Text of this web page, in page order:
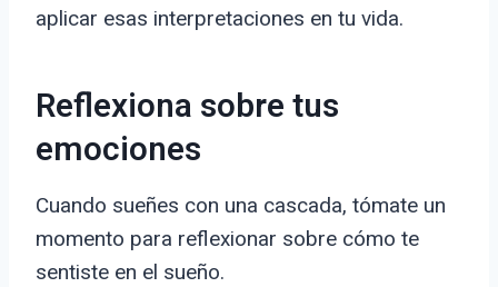
aplicar esas interpretaciones en tu vida.
Reflexiona sobre tus
emociones
Cuando sueñes con una cascada, tómate un
momento para reflexionar sobre cómo te
sentiste en el sueño.